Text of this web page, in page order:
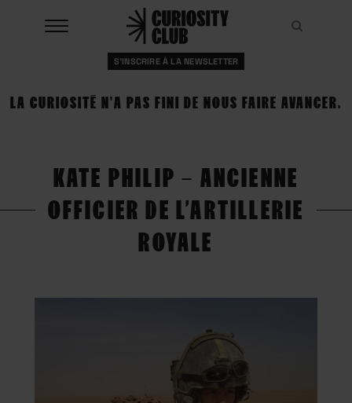
S'INSCRIRE À LA NEWSLETTER
LA CURIOSITÉ N'A PAS FINI DE NOUS FAIRE AVANCER.
KATE PHILIP – ANCIENNE
OFFICIER DE L’ARTILLERIE
ROYALE